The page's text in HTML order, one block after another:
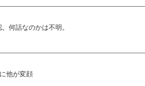
何話なのかは不明。
他が変顔